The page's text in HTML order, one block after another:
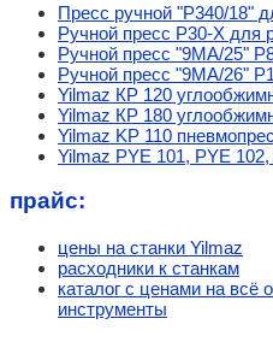
Пресс ручной "P340/18"
Ручной пресс P30-X для
Ручной пресс "9MA/25"
Ручной пресс "9MA/26"
Yilmaz КР 120
Yilmaz КР 180
Yilmaz KP 110
Yilmaz PYE 101, PYE
прайс:
цены на станки Yilmaz
расходники к станкам
каталог с ценами на всё
инструменты